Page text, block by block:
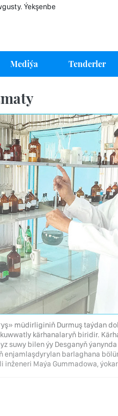
Ýekşenbe
Mediýa Tenderler
müdirliginiň Durmuş taýdan
kärhanalaryň biridir.
suwy bilen ýy Desganyň
barlaghana
Maýa Gummadowa,